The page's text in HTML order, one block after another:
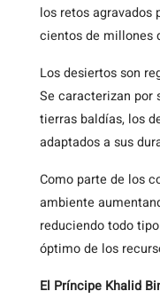
los retos
cientos de millones
Los desiertos son
Se caracterizan por
tierras baldías, los
adaptados a sus
Como parte de los
ambiente
reduciendo todo
óptimo de los
El Príncipe Khalid